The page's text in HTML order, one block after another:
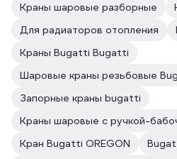
Краны шаровые разборные
Для радиаторов отопления
Краны Bugatti Bugatti
Шаровые краны резьбовые
Запорные краны bugatti
Краны шаровые с ручкой-
Кран Bugatti OREGON